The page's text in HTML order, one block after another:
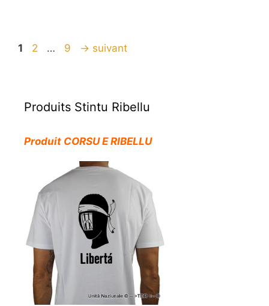
Page
1 Page
2 … Page
9 → suivant
Produits Stintu Ribellu
Produit CORSU E RIBELLU